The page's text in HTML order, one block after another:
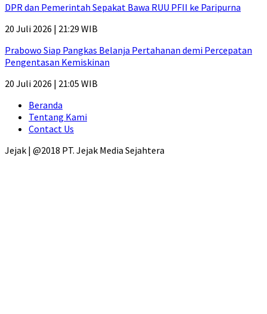
DPR dan Pemerintah Sepakat Bawa RUU PFII ke Paripurna
20 Juli 2026 | 21:29 WIB
Prabowo Siap Pangkas Belanja Pertahanan demi Percepatan
Pengentasan Kemiskinan
20 Juli 2026 | 21:05 WIB
Beranda
Tentang Kami
Contact Us
Jejak | @2018 PT. Jejak Media Sejahtera